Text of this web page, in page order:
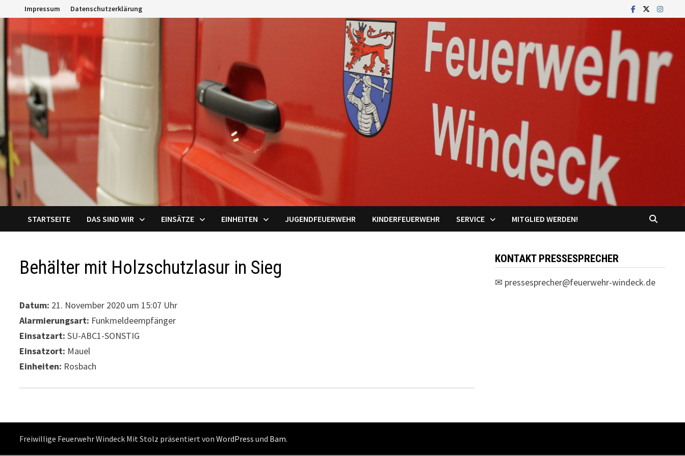
Inhalt
springen
Impressum Datenschutzerklärung
STARTSEITE DAS SIND WIR EINSÄTZE EINHEITEN JUGENDFEUERWEHR KINDERFEUERWEHR SERVICE MITGLIED WERDEN!
Behälter mit Holzschutzlasur in Sieg
Datum: 21. November 2020 um 15:07 Uhr
Alarmierungsart: Funkmeldeempfänger
Einsatzart: SU-ABC1-SONSTIG
Einsatzort: Mauel
Einheiten: Rosbach
KONTAKT PRESSESPRECHER
✉ pressesprecher@feuerwehr-windeck.de
Freiwillige Feuerwehr Windeck Mit Stolz präsentiert vonWordPress und Bam.